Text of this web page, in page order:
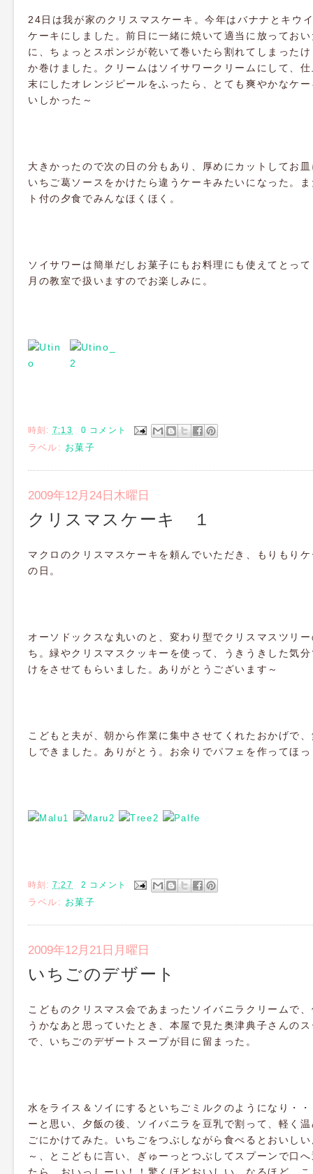
24日は我が家のクリスマスケーキ。今年はバナナとキウ
ケーキにしました。前日に一緒に焼いて適当に放ってお
に、ちょっとスポンジが乾いて巻いたら割れてしまった
か巻けました。クリームはソイサワークリームにして、
末にしたオレンジピールをふったら、とても爽やかなケ
いしかった～
大きかったので次の日の分もあり、厚めにカットしてお
いちご葛ソースをかけたら違うケーキみたいになった。
ト付の夕食でみんなほくほく。
ソイサワーは簡単だしお菓子にもお料理にも使えてとっ
月の教室で扱いますのでお楽しみに。
時刻: 7:13 0 コメント
ラベル: お菓子
2009年12月24日木曜日
クリスマスケーキ １
マクロのクリスマスケーキを頼んでいただき、もりもり
の日。
オーソドックスな丸いのと、変わり型でクリスマスツリ
ち。緑やクリスマスクッキーを使って、うきうきした気
けをさせてもらいました。ありがとうございます～
こどもと夫が、朝から作業に集中させてくれたおかげで
しできました。ありがとう。お余りでパフェを作ってほ
時刻: 7:27 2 コメント
ラベル: お菓子
2009年12月21日月曜日
いちごのデザート
こどものクリスマス会であまったソイバニラクリームで
うかなあと思っていたとき、本屋で見た奥津典子さんの
で、いちごのデザートスープが目に留まった。
水をライス＆ソイにするといちごミルクのようになり・
ーと思い、夕飯の後、ソイバニラを豆乳で割って、軽く
ごにかけてみた。いちごをつぶしながら食べるとおいし
～、とこどもに言い、ぎゅーっとつぶしてスプーンで口